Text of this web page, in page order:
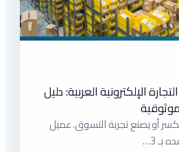
الإلكترونية العربية: دليل
أو يصنع تجربة التسوق. عميل